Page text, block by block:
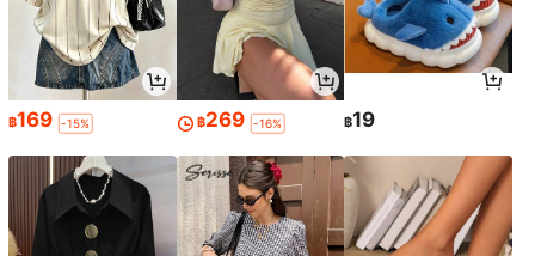
฿169 -15% ฿269 -16% ฿19